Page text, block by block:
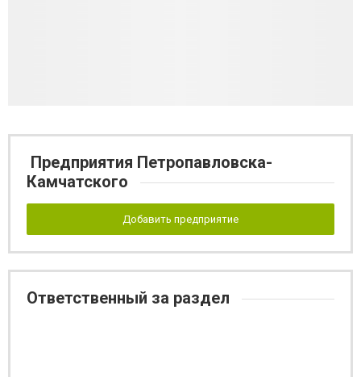
Предприятия Петропавловска-
Камчатского
Добавить предприятие
Ответственный за раздел